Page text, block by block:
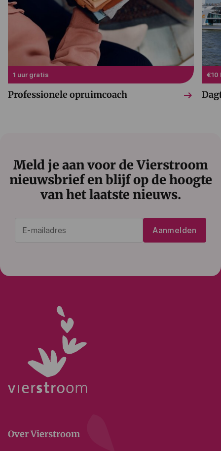
1 uur gratis
Professionele opruimcoach arrow_right_alt
€10
Meld je aan voor de Vierstroom
nieuwsbrief en blijf op de hoogte
van het laatste nieuws.
Aanmelden
Over Vierstroom